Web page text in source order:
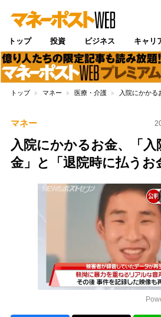
トップ 投資 ビジネス キャリ
トップ マネー 医療・介護 入院にかかる
マネー
入院にかかるお金、「入
金」と「退院時に払うお